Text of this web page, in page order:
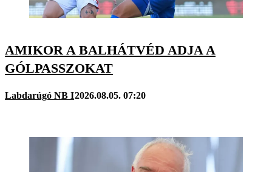
AMIKOR A BALHÁTVÉD ADJA A
GÓLPASSZOKAT
Labdarúgó NB I2026.08.05. 07:20